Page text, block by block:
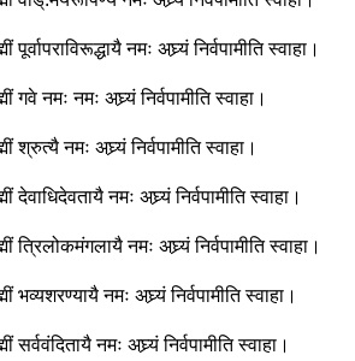
पूर्वापराविरूद्धायै नमः अघ्र्यं निर्वपामीति स्वाहा।
गवे नमः नमः अघ्र्यं निर्वपामीति स्वाहा।
श्रुत्यै नमः अघ्र्यं निर्वपामीति स्वाहा।
देवाधिदेवतायै नमः अघ्र्यं निर्वपामीति स्वाहा।
त्रिलोकमंगलायै नमः अघ्र्यं निर्वपामीति स्वाहा।
भव्यशरण्यायै नमः अघ्र्यं निर्वपामीति स्वाहा।
सर्ववंदितायै नमः अघ्र्यं निर्वपामीति स्वाहा।